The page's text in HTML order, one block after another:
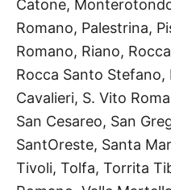
Catone,
Romano, Palestrina,
Romano, Riano,
Rocca Santo Stefano,
Cavalieri, S. Vito
San Cesareo, San
SantOreste, Santa
Tivoli, Tolfa, Torrita